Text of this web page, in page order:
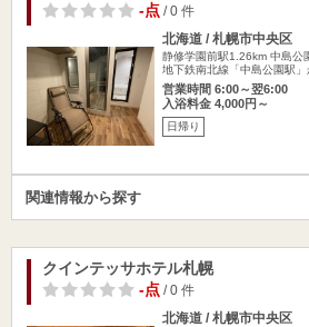
-点/ 0 件
北海道 / 札幌市中央区
静修学園前駅1.26km 中島公
地下鉄南北線「中島公園駅
営業時間 6:00～翌6:00
入浴料金 4,000円～
日帰り
関連情報から探す
クインテッサホテル札幌
-点/ 0 件
北海道 / 札幌市中央区